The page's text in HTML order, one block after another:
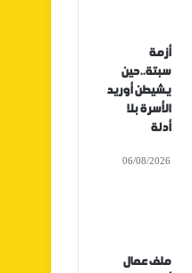
أزمة
سبتة..حين
يشيطن أوريد
الأسرة بلا
أدلة
06/08/2026
ملف عمال